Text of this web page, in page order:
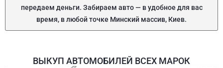
передаем деньги. Забираем авто — в удобное для вас
время, в любой точке Минский массив, Киев.
ВЫКУП АВТОМОБИЛЕЙ ВСЕХ МАРОК